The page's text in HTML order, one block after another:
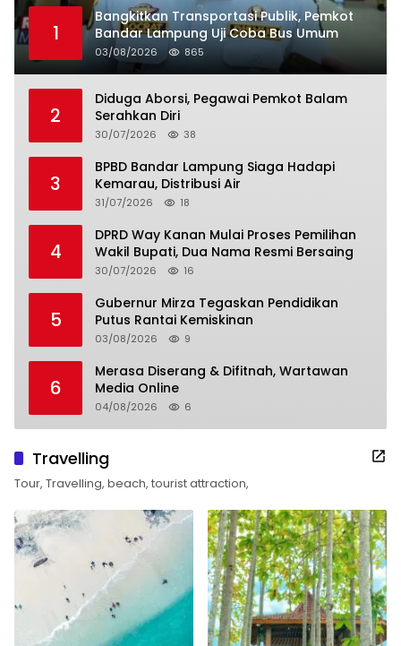
1
Bangkitkan Transportasi Publik, Pemkot
Bandar Lampung Uji Coba Bus Umum
03/08/2026 865
2
Diduga Aborsi, Pegawai Pemkot Balam
Serahkan Diri
30/07/2026 38
3
BPBD Bandar Lampung Siaga Hadapi
Kemarau, Distribusi Air
31/07/2026 18
4
DPRD Way Kanan Mulai Proses Pemilihan
Wakil Bupati, Dua Nama Resmi Bersaing
30/07/2026 16
5
Gubernur Mirza Tegaskan Pendidikan
Putus Rantai Kemiskinan
03/08/2026 9
6
Merasa Diserang & Difitnah, Wartawan
Media Online
04/08/2026 6
Travelling
Tour, Travelling, beach, tourist attraction,